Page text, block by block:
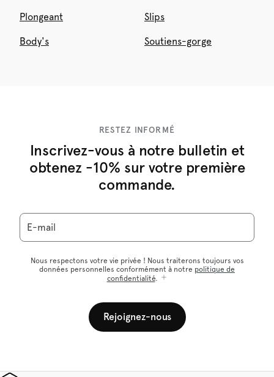
Plongeant Slips
Body's Soutiens-gorge
RESTEZ INFORMÉ
Inscrivez-vous à notre bulletin et
obtenez -10% sur votre première
commande.
E-mail
Nous respectons votre vie privée ! Nous traiterons toujours vos
données personnelles conformément à notre politique de
confidentialité.
Rejoignez-nous